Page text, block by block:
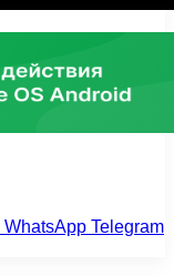
WhatsApp Telegram